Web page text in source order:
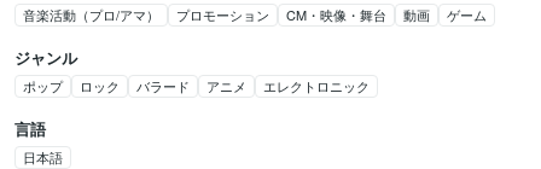
音楽活動（プロ/アマ） プロモーション CM・映像・舞台 動画 ゲーム
ジャンル
ポップ ロック バラード アニメ エレクトロニック
言語
日本語